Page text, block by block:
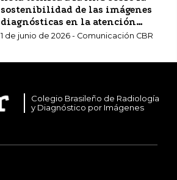
sostenibilidad de las imágenes
diagnósticas en la atención
sanitaria complementaria.
1 de junio de 2026 - Comunicación CBR
Colegio Brasileño de Radiología
y Diagnóstico por Imágenes